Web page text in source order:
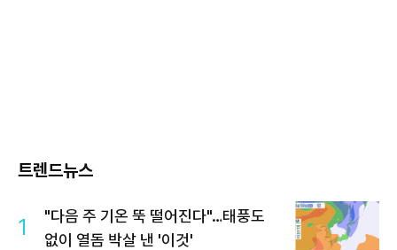
트렌드뉴스
1
"다음 주 기온 뚝 떨어진다"…태풍도
없이 열돔 박살 낸 '이것'